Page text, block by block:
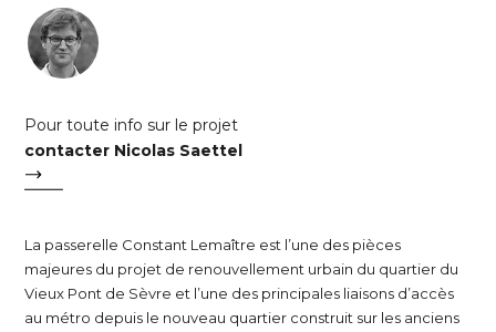
Pour toute info sur le projet
contacter Nicolas Saettel
La passerelle Constant Lemaître est l’une des pièces
majeures du projet de renouvellement urbain du quartier du
Vieux Pont de Sèvre et l’une des principales liaisons d’accès
au métro depuis le nouveau quartier construit sur les anciens